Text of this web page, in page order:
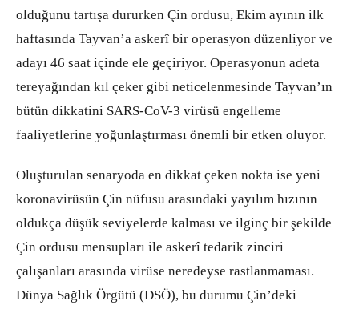
olduğunu tartışa dururken Çin ordusu, Ekim ayının ilk
haftasında Tayvan’a askerî bir operasyon düzenliyor ve
adayı 46 saat içinde ele geçiriyor. Operasyonun adeta
tereyağından kıl çeker gibi neticelenmesinde Tayvan’ın
bütün dikkatini SARS-CoV-3 virüsü engelleme
faaliyetlerine yoğunlaştırması önemli bir etken oluyor.
Oluşturulan senaryoda en dikkat çeken nokta ise yeni
koronavirüsün Çin nüfusu arasındaki yayılım hızının
oldukça düşük seviyelerde kalması ve ilginç bir şekilde
Çin ordusu mensupları ile askerî tedarik zinciri
çalışanları arasında virüse neredeyse rastlanmaması.
Dünya Sağlık Örgütü (DSÖ), bu durumu Çin’deki